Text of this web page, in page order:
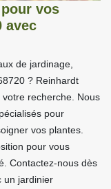
vos
avec
de jardinage,
? Reinhardt
recherche. Nous
pour
vos plantes.
pour vous
Contactez-nous dès
un jardinier